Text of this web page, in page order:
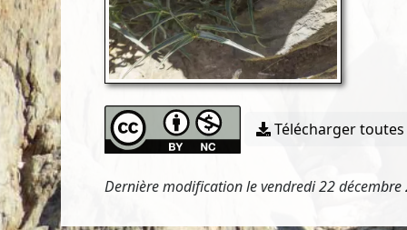
Télécharger
Dernière modification le vendredi 22